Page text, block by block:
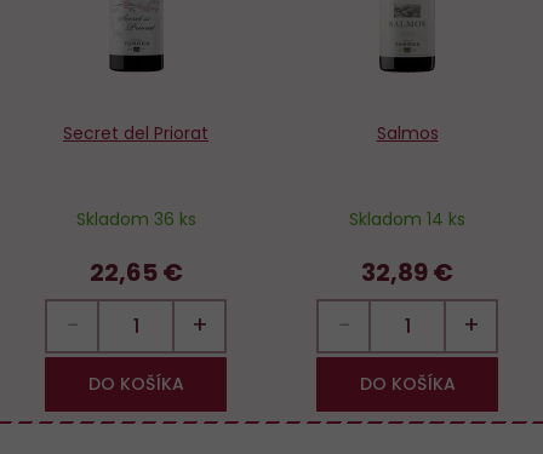
Secret del Priorat
Skladom 36 ks
22,65 €
− +
DO KOŠÍKA
Salmos
Skladom 14 ks
32,89 €
− +
DO KOŠÍKA